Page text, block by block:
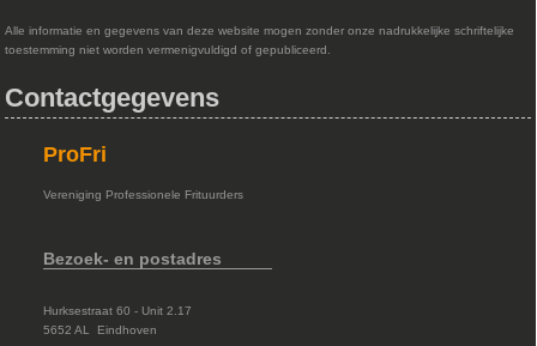
Alle informatie en gegevens van deze website mogen zonder onze nadrukkelijke schriftelijke
toestemming niet worden vermenigvuldigd of gepubliceerd.
Contactgegevens
ProFri
Vereniging Professionele Frituurders
Bezoek- en postadres
Hurksestraat 60 - Unit 2.17
5652 AL Eindhoven